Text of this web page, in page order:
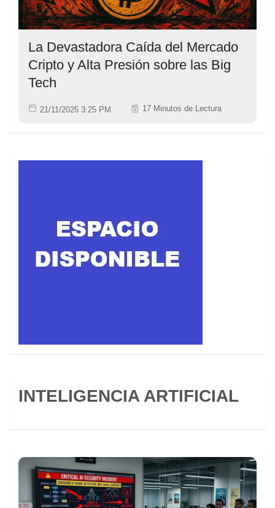
La Devastadora Caída del Mercado
Cripto y Alta Presión sobre las Big
Tech
21/11/2025 3:25 PM 17 Minutos de Lectura
INTELIGENCIA ARTIFICIAL